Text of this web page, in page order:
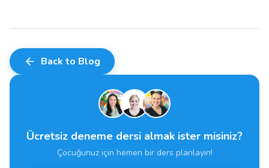
Back to Blog
Ücretsiz deneme dersi almak ister misiniz?
Çocuğunuz için hemen bir ders planlayın!